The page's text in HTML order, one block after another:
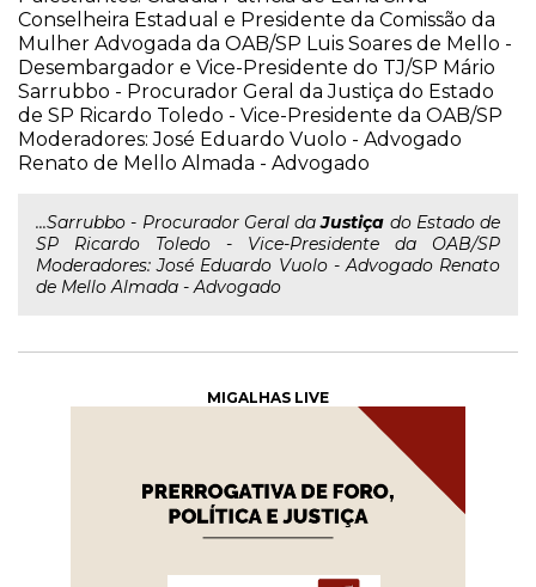
Conselheira Estadual e Presidente da Comissão da
Mulher Advogada da OAB/SP Luis Soares de Mello -
Desembargador e Vice-Presidente do TJ/SP Mário
Sarrubbo - Procurador Geral da Justiça do Estado
de SP Ricardo Toledo - Vice-Presidente da OAB/SP
Moderadores: José Eduardo Vuolo - Advogado
Renato de Mello Almada - Advogado
...Sarrubbo - Procurador Geral daJustiça do Estado de
SP Ricardo Toledo - Vice-Presidente da OAB/SP
Moderadores: José Eduardo Vuolo - Advogado Renato
de Mello Almada - Advogado
MIGALHAS LIVE